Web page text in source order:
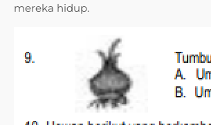
mereka hidup.